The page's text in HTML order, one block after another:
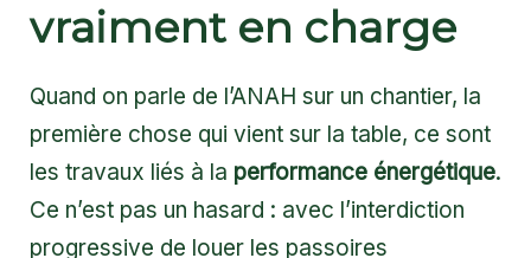
vraiment en charge
Quand on parle de l’ANAH sur un chantier, la
première chose qui vient sur la table, ce sont
les travaux liés à la performance énergétique.
Ce n’est pas un hasard : avec l’interdiction
progressive de louer les passoires